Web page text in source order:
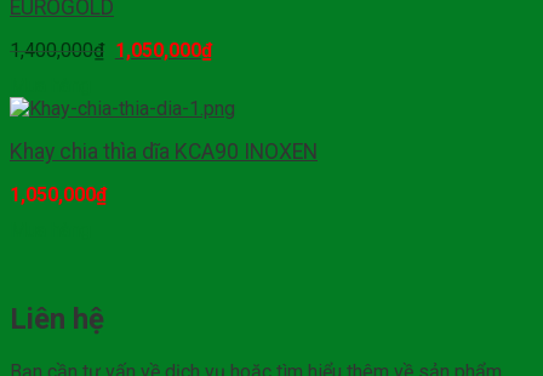
EUROGOLD
1,400,000₫ 1,050,000₫
Khay chia thìa dĩa KCA90 INOXEN
1,050,000₫
Liên hệ
Bạn cần tư vấn về dịch vụ hoặc tìm hiểu thêm về sản phẩm